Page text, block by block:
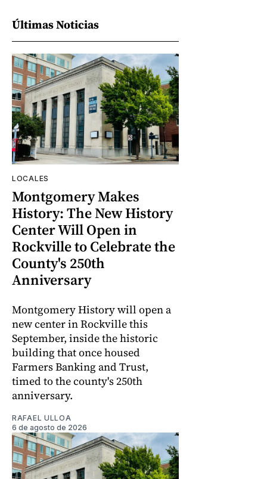
Últimas Noticias
LOCALES
Montgomery Makes
History: The New History
Center Will Open in
Rockville to Celebrate the
County's 250th
Anniversary
Montgomery History will open a
new center in Rockville this
September, inside the historic
building that once housed
Farmers Banking and Trust,
timed to the county's 250th
anniversary.
RAFAEL ULLOA
6 de agosto de 2026